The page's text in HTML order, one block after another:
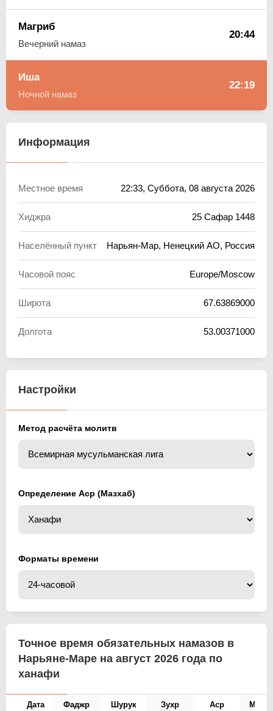
Магриб
Вечерний намаз
20:44
Иша
Ночной намаз
22:19
Информация
Местное время 22:33, Суббота, 08 августа 2026
Хиджра 25 Сафар 1448
Населённый пункт Нарьян-Мар, Ненецкий АО, Россия
Часовой пояс Europe/Moscow
Широта 67.63869000
Долгота 53.00371000
Настройки
Метод расчёта молитв
Определение Аср (Мазхаб)
Форматы времени
Точное время обязательных намазов в
Нарьяне-Маре на август 2026 года по
ханафи
Дата Фаджр Шурук Зухр Аср